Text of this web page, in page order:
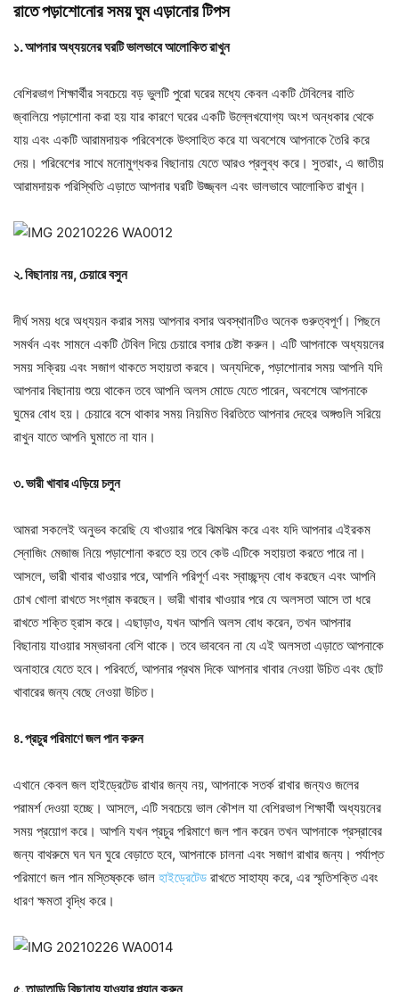
রাতে পড়াশোনোর সময় ঘুম এড়ানোর টিপস
১. আপনার অধ্যয়নের ঘরটি ভালভাবে আলোকিত রাখুন
বেশিরভাগ শিক্ষার্থীর সবচেয়ে বড় ভুলটি পুরো ঘরের মধ্যে কেবল একটি টেবিলের বাতি
জ্বালিয়ে পড়াশোনা করা হয় যার কারণে ঘরের একটি উল্লেখযোগ্য অংশ অন্ধকার থেকে
যায় এবং একটি আরামদায়ক পরিবেশকে উৎসাহিত করে যা অবশেষে আপনাকে তৈরি করে
দেয়। পরিবেশের সাথে মনোমুগ্ধকর বিছানায় যেতে আরও প্রলুব্ধ করে। সুতরাং, এ জাতীয়
আরামদায়ক পরিস্থিতি এড়াতে আপনার ঘরটি উজ্জ্বল এবং ভালভাবে আলোকিত রাখুন।
২. বিছানায় নয়, চেয়ারে বসুন
দীর্ঘ সময় ধরে অধ্যয়ন করার সময় আপনার বসার অবস্থানটিও অনেক গুরুত্বপূর্ণ। পিছনে
সমর্থন এবং সামনে একটি টেবিল দিয়ে চেয়ারে বসার চেষ্টা করুন। এটি আপনাকে অধ্যয়নের
সময় সক্রিয় এবং সজাগ থাকতে সহায়তা করবে। অন্যদিকে, পড়াশোনার সময় আপনি যদি
আপনার বিছানায় শুয়ে থাকেন তবে আপনি অলস মোডে যেতে পারেন, অবশেষে আপনাকে
ঘুমের বোধ হয়। চেয়ারে বসে থাকার সময় নিয়মিত বিরতিতে আপনার দেহের অঙ্গগুলি সরিয়ে
রাখুন যাতে আপনি ঘুমাতে না যান।
৩. ভারী খাবার এড়িয়ে চলুন
আমরা সকলেই অনুভব করেছি যে খাওয়ার পরে ঝিমঝিম করে এবং যদি আপনার এইরকম
স্নোজিং মেজাজ নিয়ে পড়াশোনা করতে হয় তবে কেউ এটিকে সহায়তা করতে পারে না।
আসলে, ভারী খাবার খাওয়ার পরে, আপনি পরিপূর্ণ এবং স্বাচ্ছন্দ্য বোধ করছেন এবং আপনি
চোখ খোলা রাখতে সংগ্রাম করছেন। ভারী খাবার খাওয়ার পরে যে অলসতা আসে তা ধরে
রাখতে শক্তি হ্রাস করে। এছাড়াও, যখন আপনি অলস বোধ করেন, তখন আপনার
বিছানায় যাওয়ার সম্ভাবনা বেশি থাকে। তবে ভাববেন না যে এই অলসতা এড়াতে আপনাকে
অনাহারে যেতে হবে। পরিবর্তে, আপনার প্রথম দিকে আপনার খাবার নেওয়া উচিত এবং ছোট
খাবারের জন্য বেছে নেওয়া উচিত।
৪. প্রচুর পরিমাণে জল পান করুন
এখানে কেবল জল হাইড্রেটেড রাখার জন্য নয়, আপনাকে সতর্ক রাখার জন্যও জলের
পরামর্শ দেওয়া হচ্ছে। আসলে, এটি সবচেয়ে ভাল কৌশল যা বেশিরভাগ শিক্ষার্থী অধ্যয়নের
সময় প্রয়োগ করে। আপনি যখন প্রচুর পরিমাণে জল পান করেন তখন আপনাকে প্রস্রাবের
জন্য বাথরুমে ঘন ঘন ঘুরে বেড়াতে হবে, আপনাকে চালনা এবং সজাগ রাখার জন্য। পর্যাপ্ত
পরিমাণে জল পান মস্তিষ্ককে ভাল হাইড্রেটেড রাখতে সাহায্য করে, এর স্মৃতিশক্তি এবং
ধারণ ক্ষমতা বৃদ্ধি করে।